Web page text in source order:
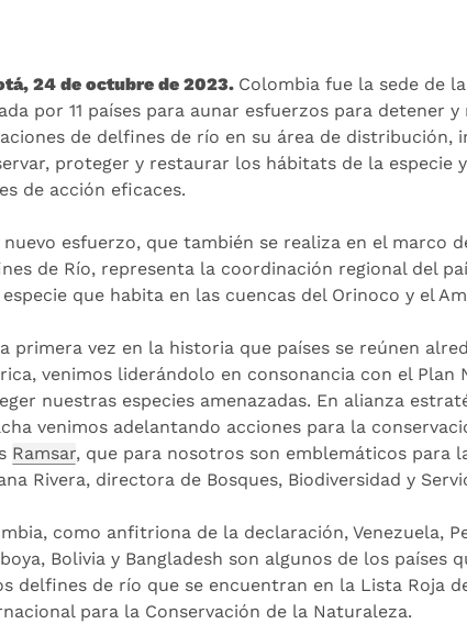
24 de octubre de 2023. Colombia fue la sede de
por 11 países para aunar esfuerzos para detener
de delfines de río en su área de distribución,
proteger y restaurar los hábitats de la especie
de acción eficaces.
nuevo esfuerzo, que también se realiza en el marco
de Río, representa la coordinación regional del
que habita en las cuencas del Orinoco y el
primera vez en la historia que países se reúnen
venimos liderándolo en consonancia con el
nuestras especies amenazadas. En alianza
venimos adelantando acciones para la
Ramsar, que para nosotros son emblemáticos para
Rivera, directora de Bosques, Biodiversidad y
como anfitriona de la declaración, Venezuela,
Bolivia y Bangladesh son algunos de los países
delfines de río que se encuentran en la Lista Roja
para la Conservación de la Naturaleza.